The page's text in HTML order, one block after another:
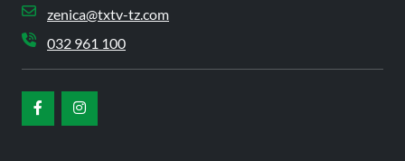
zenica@txtv-tz.com
032 961 100